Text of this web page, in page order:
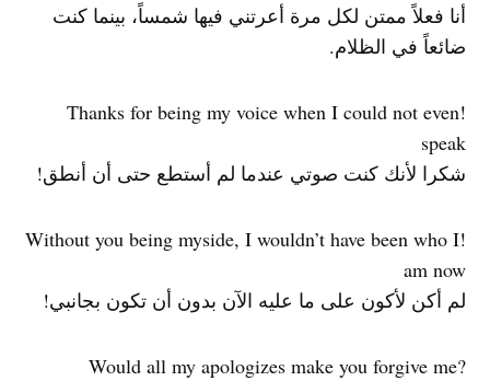
أنا فعلاً ممتن لكل مرة أعرتني فيها شمساً، بينما كنت
ضائعاً في الظلام.
!Thanks for being my voice when I could not even
speak
شكرا لأنك كنت صوتي عندما لم أستطع حتى أن أنطق!
!Without you being myside, I wouldn’t have been who I
am now
لم أكن لأكون على ما عليه الآن بدون أن تكون بجانبي!
?Would all my apologizes make you forgive me